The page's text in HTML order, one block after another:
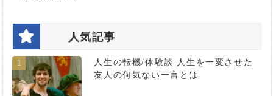
人気記事
1
人生の転機/体験談 人生を一変させた
友人の何気ない一言とは